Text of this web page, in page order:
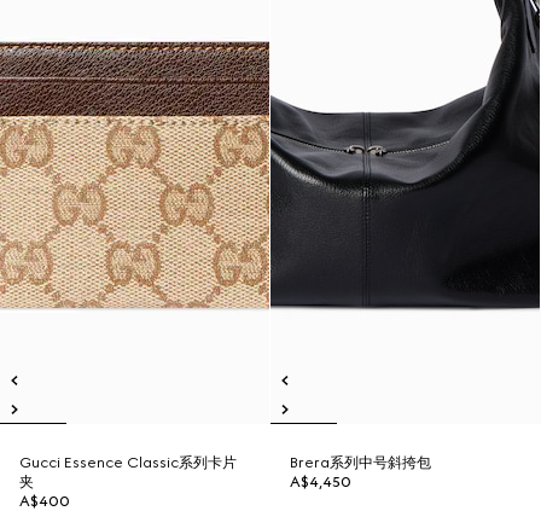
Gucci Essence Classic系列卡片
夹
A$400
Brera系列中号斜挎包
A$4,450